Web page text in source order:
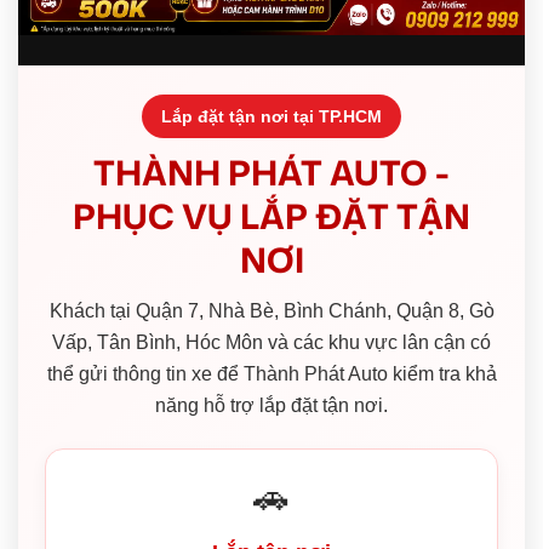
Lắp đặt tận nơi tại TP.HCM
THÀNH PHÁT AUTO -
PHỤC VỤ LẮP ĐẶT TẬN
NƠI
Khách tại Quận 7, Nhà Bè, Bình Chánh, Quận 8, Gò
Vấp, Tân Bình, Hóc Môn và các khu vực lân cận có
thể gửi thông tin xe để Thành Phát Auto kiểm tra khả
năng hỗ trợ lắp đặt tận nơi.
🚗